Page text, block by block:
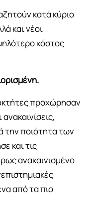
κατά κύριο
και νέοι
κόστος
προχώρησαν
την ποιότητα των
και τις
ανακαινισμένο
από τα πιο